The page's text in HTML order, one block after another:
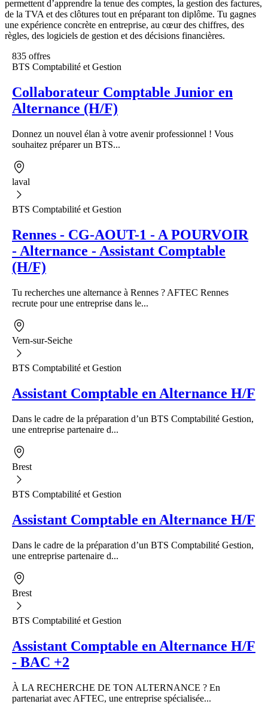
permettent d’apprendre la tenue des comptes, la gestion des factures,
de la TVA et des clôtures tout en préparant ton diplôme. Tu gagnes
une expérience concrète en entreprise, au cœur des chiffres, des
règles, des logiciels de gestion et des décisions financières.
835 offres
BTS Comptabilité et Gestion
Collaborateur Comptable Junior en
Alternance (H/F)
Donnez un nouvel élan à votre avenir professionnel ! Vous
souhaitez préparer un BTS...
laval
BTS Comptabilité et Gestion
Rennes - CG-AOUT-1 - A POURVOIR
- Alternance - Assistant Comptable
(H/F)
Tu recherches une alternance à Rennes ? AFTEC Rennes
recrute pour une entreprise dans le...
Vern-sur-Seiche
BTS Comptabilité et Gestion
Assistant Comptable en Alternance H/F
Dans le cadre de la préparation d’un BTS Comptabilité Gestion,
une entreprise partenaire d...
Brest
BTS Comptabilité et Gestion
Assistant Comptable en Alternance H/F
Dans le cadre de la préparation d’un BTS Comptabilité Gestion,
une entreprise partenaire d...
Brest
BTS Comptabilité et Gestion
Assistant Comptable en Alternance H/F
- BAC +2
À LA RECHERCHE DE TON ALTERNANCE ? En
partenariat avec AFTEC, une entreprise spécialisée...